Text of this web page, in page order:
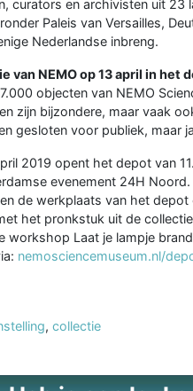
curators en archivisten uit
Paleis van Versailles,
Nederlandse inbreng.
van NEMO op 13 april in het
objecten van NEMO
zijn bijzondere, maar vaak
gesloten voor publiek, maar
2019 opent het depot van
evenement 24H
de werkplaats van het
het pronkstuk uit de
workshop Laat je lampje
nemosciencemuseum.nl/
, collectie